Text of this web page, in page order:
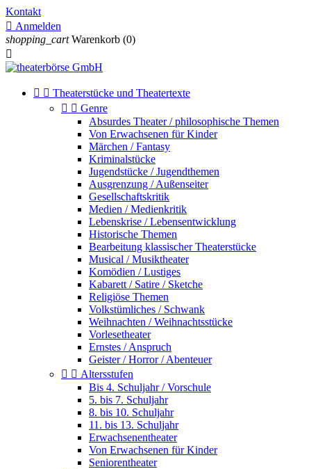
Kontakt
 Anmelden
shopping_cart Warenkorb (0)

  Theaterstücke und Theatertexte
  Genre
Absurdes Theater / philosophische Themen
Von Erwachsenen für Kinder
Märchen / Fantasy
Kriminalstücke
Jugendstücke / Jugendthemen
Ausgrenzung / Außenseiter
Gesellschaftskritik
Medien / Medienkritik
Lebenskrise / Lebensentwicklung
Historische Themen
Bearbeitung klassischer Theaterstücke
Musical / Musiktheater
Komödien / Lustiges
Kabarett / Satire / Sketche
Religiöse Themen
Volkstümliches / Schwank
Weihnachten / Weihnachtsstücke
Vorlesetheater
Ernstes / Anspruch
Geister / Horror / Abenteuer
  Altersstufen
Bis 4. Schuljahr / Vorschule
5. bis 7. Schuljahr
8. bis 10. Schuljahr
11. bis 13. Schuljahr
Erwachsenentheater
Von Erwachsenen für Kinder
Seniorentheater